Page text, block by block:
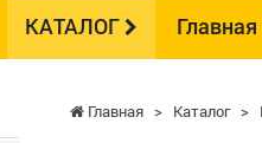
КАТАЛОГ Главная
Главная > Каталог >